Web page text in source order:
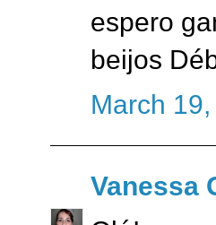
espero
beijos
March
Vanessa